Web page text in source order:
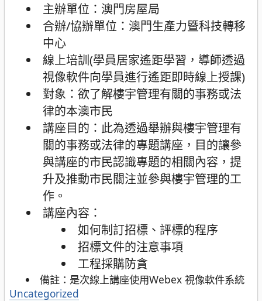
主辦單位：澳門房屋局
合辦/協辦單位：澳門生產力暨科技轉移
中心
線上培訓(學員居家遙距學習，導師透過
視像軟件向學員進行遙距即時線上授課)
對象：欲了解樓宇管理有關的事務或法
律的本澳市民
講座目的：此為透過舉辦與樓宇管理有
關的事務或法律的專題講座，目的讓參
與講座的市民認識專題的相關內容，提
升及推動市民關注並參與樓宇管理的工
作。
講座內容：
如何制訂招標、評標的程序
招標文件的注意事項
工程採購防貪
備註：是次線上講座使用Webex 視像軟件系統
分
Uncategorized